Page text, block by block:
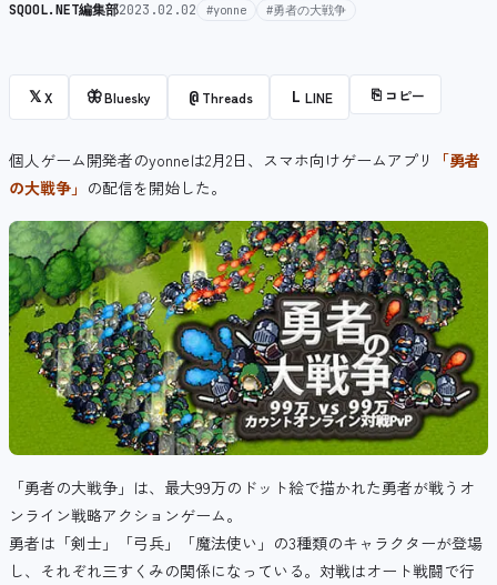
SQOOL.NET編集部2023.02.02 #yonne #勇者の大戦争
𝕏X 🦋Bluesky @ Threads L LINE ⎘ コピー
個人ゲーム開発者のyonneは2月2日、スマホ向けゲームアプリ
「勇者
の大戦争」 の配信を開始した。
「勇者の大戦争」は、最大99万のドット絵で描かれた勇者が戦うオ
ンライン戦略アクションゲーム。
勇者は「剣士」「弓兵」「魔法使い」の3種類のキャラクターが登場
し、それぞれ三すくみの関係になっている。対戦はオート戦闘で行